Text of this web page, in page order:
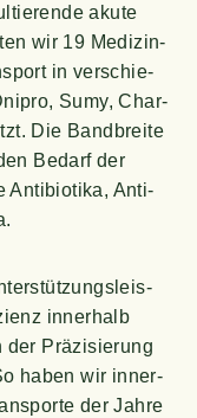
aku­te
wir 19 Medi­zin­
in ver­schie­
Sumy, Char­
Die Band­brei­te
Bedarf der
Anti­bio­ti­ka, Anti­
inner­halb
der Prä­zi­sie­rung
haben wir inner­
der Jah­re